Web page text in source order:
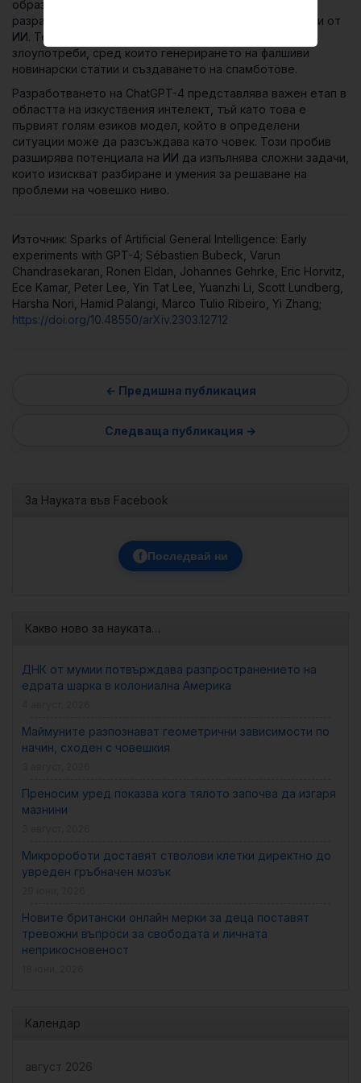
образованието и обслужването на клиенти за
разработване на авангардни приложения, задвижвани от
ИИ. Те обаче предупреждават и за потенциални
злоупотреби, сред които генерирането на фалшиви
новинарски статии и създаването на спамботове.
Разработването на ChatGPT-4 представлява важен етап в
областта на изкуствения интелект, тъй като това е
първият голям езиков модел, който в определени
ситуации може да разсъждава като човек. Този пробив
разширява потенциала на ИИ да изпълнява сложни задачи,
които изискват разбиране и умения за решаване на
проблеми на човешко ниво.
Източник: Sparks of Artificial General Intelligence: Early
experiments with GPT-4; Sébastien Bubeck, Varun
Chandrasekaran, Ronen Eldan, Johannes Gehrke, Eric Horvitz,
Ece Kamar, Peter Lee, Yin Tat Lee, Yuanzhi Li, Scott Lundberg,
Harsha Nori, Hamid Palangi, Marco Tulio Ribeiro, Yi Zhang;
https://doi.org/10.48550/arXiv.2303.12712
За Науката във Facebook
f Последвай ни
Какво ново за науката…
ДНК от мумии потвърждава разпространението на
едрата шарка в колониална Америка
Маймуните разпознават геометрични зависимости по
начин, сходен с човешкия
Преносим уред показва кога тялото започва да изгаря
мазнини
Микророботи доставят стволови клетки директно до
увреден гръбначен мозък
Новите британски онлайн мерки за деца поставят
тревожни въпроси за свободата и личната
неприкосновеност
Календар
август 2026